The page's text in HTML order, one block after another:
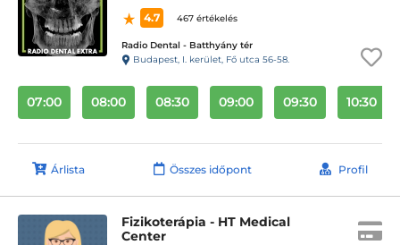
4.7 467 értékelés
Radio Dental - Batthyány tér
Budapest, I. kerület, Fő utca 56-58.
07:00 08:00 08:30 09:00 09:30 10:30
Árlista Összes időpont Profil
Fizikoterápia - HT Medical
Center